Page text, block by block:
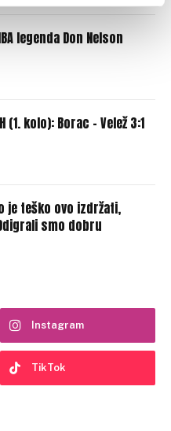
legenda Don Nelson
(1. kolo): Borac – Velež 3:1
je teško ovo izdržati,
smo dobru
Instagram
TikTok